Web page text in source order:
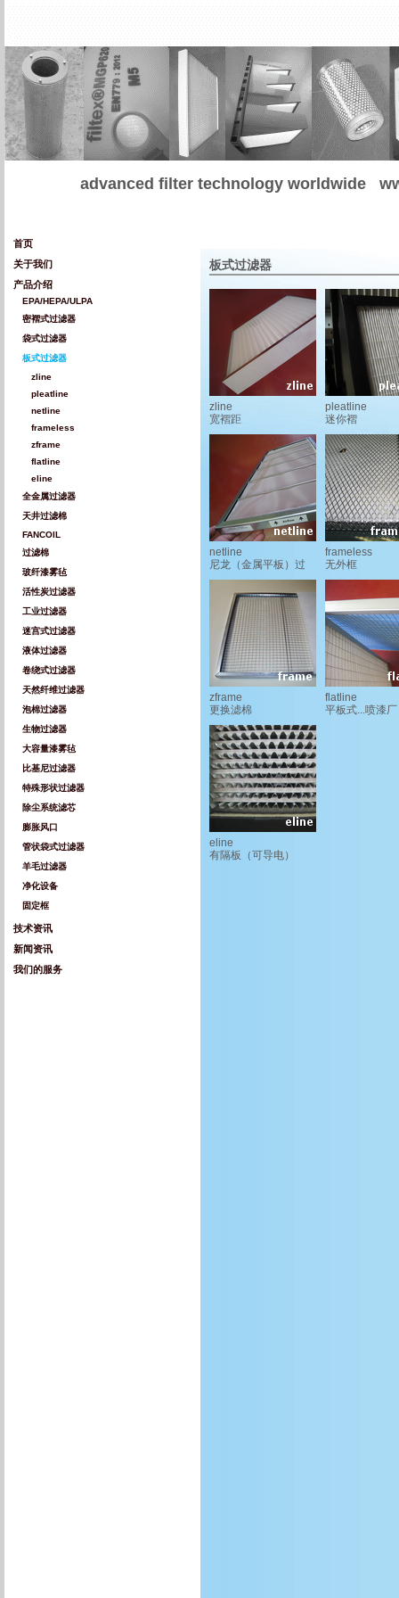
advanced filter technology worldwide
首页
关于我们
产品介绍
EPA/HEPA/ULPA
密褶式过滤器
袋式过滤器
板式过滤器
zline
pleatline
netline
frameless
zframe
flatline
eline
全金属过滤器
天井过滤棉
FANCOIL
过滤棉
玻纤漆雾毡
活性炭过滤器
工业过滤器
迷宫式过滤器
液体过滤器
卷绕式过滤器
天然纤维过滤器
泡棉过滤器
生物过滤器
大容量漆雾毡
比基尼过滤器
特殊形状过滤器
除尘系统滤芯
膨胀风口
管状袋式过滤器
羊毛过滤器
净化设备
固定框
技术资讯
新闻资讯
我们的服务
板式过滤器
zline
宽褶距
pleatline
迷你褶
netline
尼龙（金属平板）过
滤网
frameless
无外框
zframe
更换滤棉
flatline
平板式...喷漆厂
eline
有隔板（可导电）